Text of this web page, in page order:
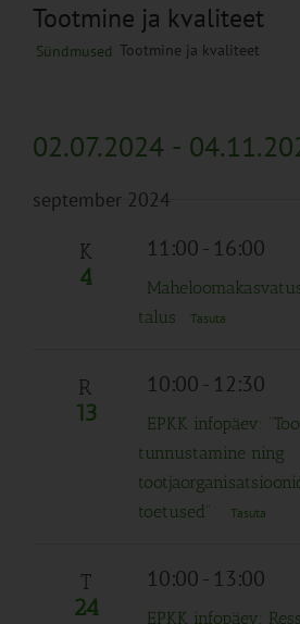
Tootmine ja kvaliteet
Sündmused Tootmine ja kvaliteet
02.07.2024 -
kuupäev.
september 2024
K
4
11:00- 16:00
talus
Tasuta
R
13
10:00- 12:30
EPKK infopäev:
tunnustamine ning
toetused”
Tasuta
T
24
10:00- 13:00
EPKK infopäev: